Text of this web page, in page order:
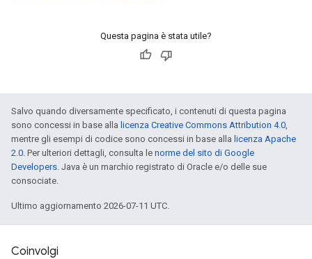
Questa pagina è stata utile?
Salvo quando diversamente specificato, i contenuti di questa pagina
sono concessi in base alla licenza Creative Commons Attribution 4.0,
mentre gli esempi di codice sono concessi in base alla licenza Apache
2.0. Per ulteriori dettagli, consulta le norme del sito di Google
Developers. Java è un marchio registrato di Oracle e/o delle sue
consociate.
Ultimo aggiornamento 2026-07-11 UTC.
Coinvolgi